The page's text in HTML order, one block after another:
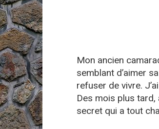
Mon ancien
semblant d’aimer
refuser de vivre.
Des mois plus tard,
secret qui a tout